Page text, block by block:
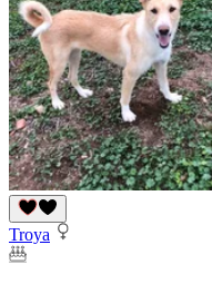
Troya